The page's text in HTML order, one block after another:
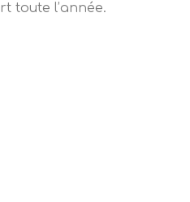
toute l’année.